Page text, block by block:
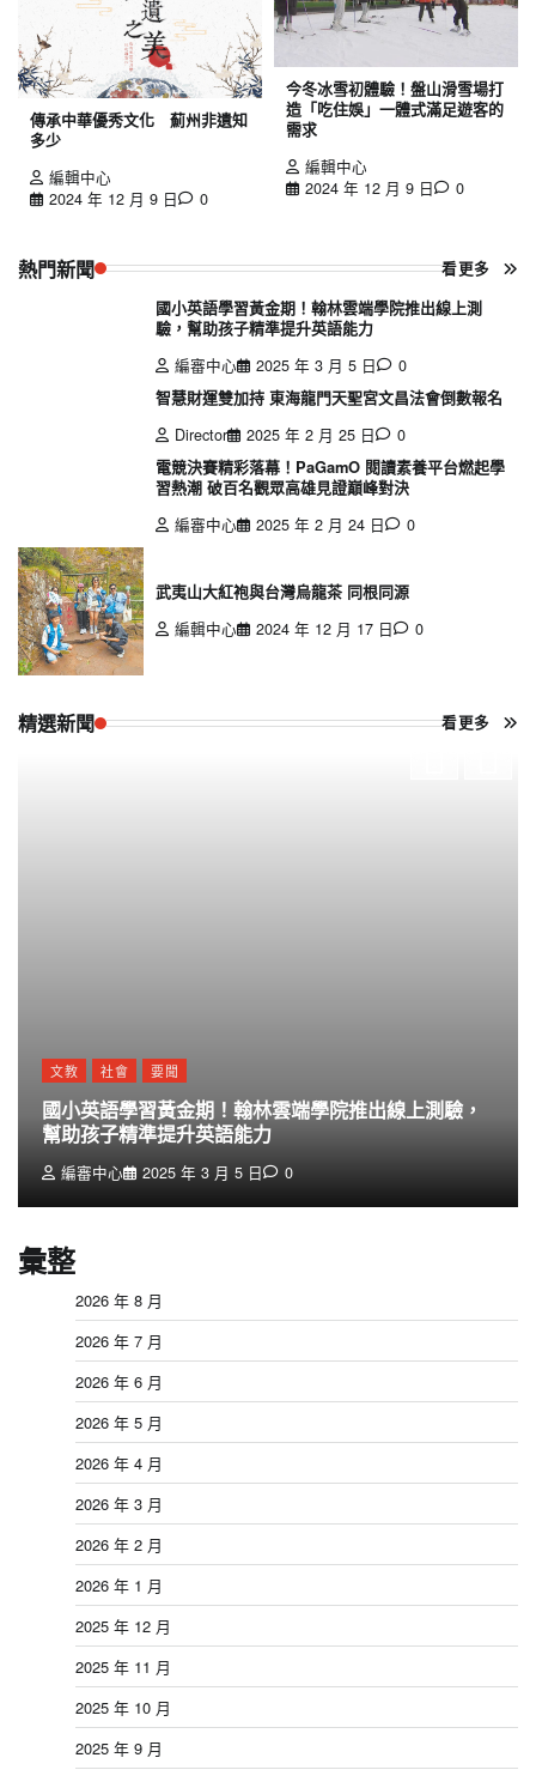
傳承中華優秀文化 薊州非遺知
多少
編輯中心
2024 年 12 月 9 日
0
今冬冰雪初體驗！盤山滑雪場打
造「吃住娛」一體式滿足遊客的
需求
編輯中心
2024 年 12 月 9 日
0
熱門新聞 看更多
國小英語學習黃金期！翰林雲端學院推出線上測
驗，幫助孩子精準提升英語能力
編審中心
2025 年 3 月 5 日
0
智慧財運雙加持 東海龍門天聖宮文昌法會倒數報名
Director
2025 年 2 月 25 日
0
電競決賽精彩落幕！PaGamO 閱讀素養平台燃起學
習熱潮 破百名觀眾高雄見證巔峰對決
編審中心
2025 年 2 月 24 日 0
武夷山大紅袍與台灣烏龍茶 同根同源
編輯中心
2024 年 12 月 17 日 0
精選新聞 看更多
文教 社會 要聞
國小英語學習黃金期！翰林雲端學院推出線上測驗，
幫助孩子精準提升英語能力
編審中心 2025 年 3 月 5 日 0
彙整
2026 年 8 月
2026 年 7 月
2026 年 6 月
2026 年 5 月
2026 年 4 月
2026 年 3 月
2026 年 2 月
2026 年 1 月
2025 年 12 月
2025 年 11 月
2025 年 10 月
2025 年 9 月